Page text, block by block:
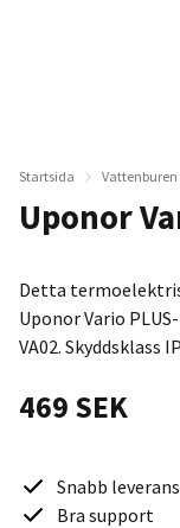
Startsida
Uponor
Detta
Uponor Vario
VA02. Skyddsklass
469 SEK
Snabb leverans
Bra support